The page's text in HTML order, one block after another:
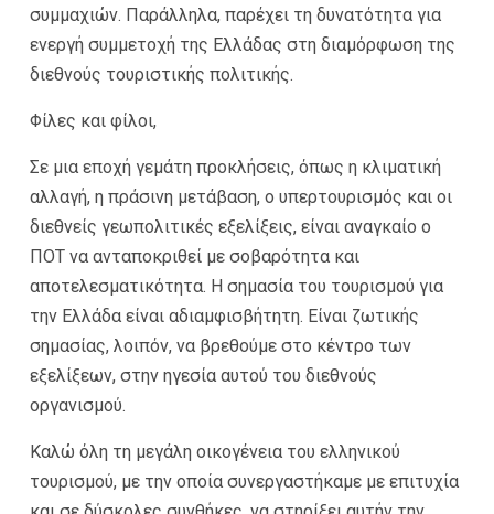
συμμαχιών. Παράλληλα, παρέχει τη δυνατότητα για
ενεργή συμμετοχή της Ελλάδας στη διαμόρφωση της
διεθνούς τουριστικής πολιτικής.
Φίλες και φίλοι,
Σε μια εποχή γεμάτη προκλήσεις, όπως η κλιματική
αλλαγή, η πράσινη μετάβαση, ο υπερτουρισμός και οι
διεθνείς γεωπολιτικές εξελίξεις, είναι αναγκαίο ο
ΠΟΤ να ανταποκριθεί με σοβαρότητα και
αποτελεσματικότητα. Η σημασία του τουρισμού για
την Ελλάδα είναι αδιαμφισβήτητη. Είναι ζωτικής
σημασίας, λοιπόν, να βρεθούμε στο κέντρο των
εξελίξεων, στην ηγεσία αυτού του διεθνούς
οργανισμού.
Καλώ όλη τη μεγάλη οικογένεια του ελληνικού
τουρισμού, με την οποία συνεργαστήκαμε με επιτυχία